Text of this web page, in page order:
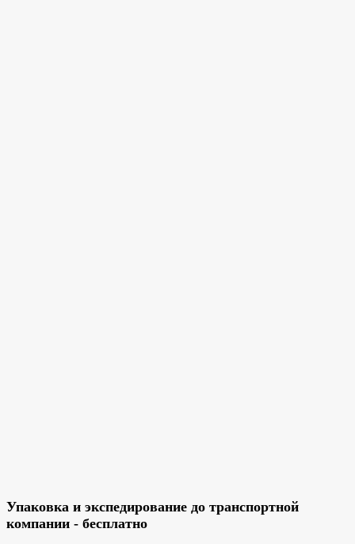
Упаковка и экспедирование до транспортной
компании - бесплатно